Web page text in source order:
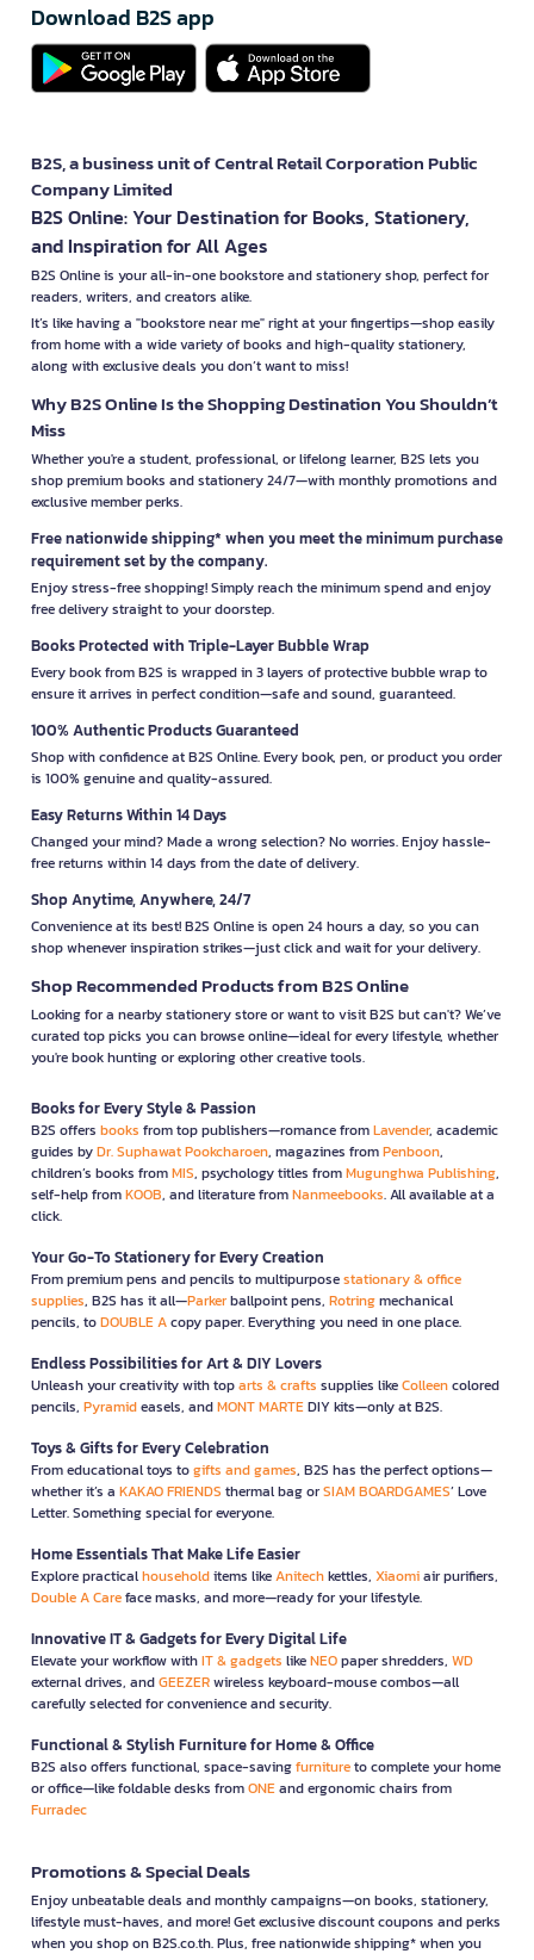
Download B2S app
B2S, a business unit of Central Retail Corporation Public
Company Limited
B2S Online: Your Destination for Books, Stationery,
and Inspiration for All Ages
B2S Online is your all-in-one bookstore and stationery shop, perfect for
readers, writers, and creators alike.
It’s like having a "bookstore near me" right at your fingertips—shop easily
from home with a wide variety of books and high-quality stationery,
along with exclusive deals you don’t want to miss!
Why B2S Online Is the Shopping Destination You Shouldn’t
Miss
Whether you're a student, professional, or lifelong learner, B2S lets you
shop premium books and stationery 24/7—with monthly promotions and
exclusive member perks.
Free nationwide shipping* when you meet the minimum purchase
requirement set by the company.
Enjoy stress-free shopping! Simply reach the minimum spend and enjoy
free delivery straight to your doorstep.
Books Protected with Triple-Layer Bubble Wrap
Every book from B2S is wrapped in 3 layers of protective bubble wrap to
ensure it arrives in perfect condition—safe and sound, guaranteed.
100% Authentic Products Guaranteed
Shop with confidence at B2S Online. Every book, pen, or product you order
is 100% genuine and quality-assured.
Easy Returns Within 14 Days
Changed your mind? Made a wrong selection? No worries. Enjoy hassle-
free returns within 14 days from the date of delivery.
Shop Anytime, Anywhere, 24/7
Convenience at its best! B2S Online is open 24 hours a day, so you can
shop whenever inspiration strikes—just click and wait for your delivery.
Shop Recommended Products from B2S Online
Looking for a nearby stationery store or want to visit B2S but can't? We’ve
curated top picks you can browse online—ideal for every lifestyle, whether
you're book hunting or exploring other creative tools.
Books for Every Style & Passion
B2S offers books from top publishers—romance fromLavender, academic
guides byDr. Suphawat Pookcharoen, magazines fromPenboon,
children’s books fromMIS, psychology titles fromMugunghwa Publishing,
self-help fromKOOB, and literature fromNanmeebooks. All available at a
click.
Your Go-To Stationery for Every Creation
From premium pens and pencils to multipurposestationary & office
supplies, B2S has it all—Parkerballpoint pens, Rotringmechanical
pencils, toDOUBLE Acopy paper. Everything you need in one place.
Endless Possibilities for Art & DIY Lovers
Unleash your creativity with toparts & crafts supplies likeColleencolored
pencils, Pyramideasels, andMONT MARTEDIY kits—only at B2S.
Toys & Gifts for Every Celebration
From educational toys togifts and games, B2S has the perfect options—
whether it’s a KAKAO FRIENDS thermal bag orSIAM BOARDGAMES’ Love
Letter. Something special for everyone.
Home Essentials That Make Life Easier
Explore practicalhouseholditems likeAnitechkettles, Xiaomiair purifiers,
Double A Careface masks, and more—ready for your lifestyle.
Innovative IT & Gadgets for Every Digital Life
Elevate your workflow withIT & gadgets likeNEOpaper shredders, WD
external drives, andGEEZERwireless keyboard-mouse combos—all
carefully selected for convenience and security.
Functional & Stylish Furniture for Home & Office
B2S also offers functional, space-savingfurnitureto complete your home
or office—like foldable desks fromONEand ergonomic chairs from
Furradec
Promotions & Special Deals
Enjoy unbeatable deals and monthly campaigns—on books, stationery,
lifestyle must-haves, and more! Get exclusive discount coupons and perks
when you shop on B2S.co.th. Plus, free nationwide shipping* when you